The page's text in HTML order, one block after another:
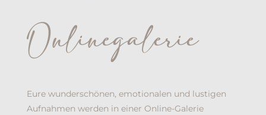
Onlinegalerie
Eure wunderschönen, emotionalen und lustigen
Aufnahmen werden in einer Online-Galerie